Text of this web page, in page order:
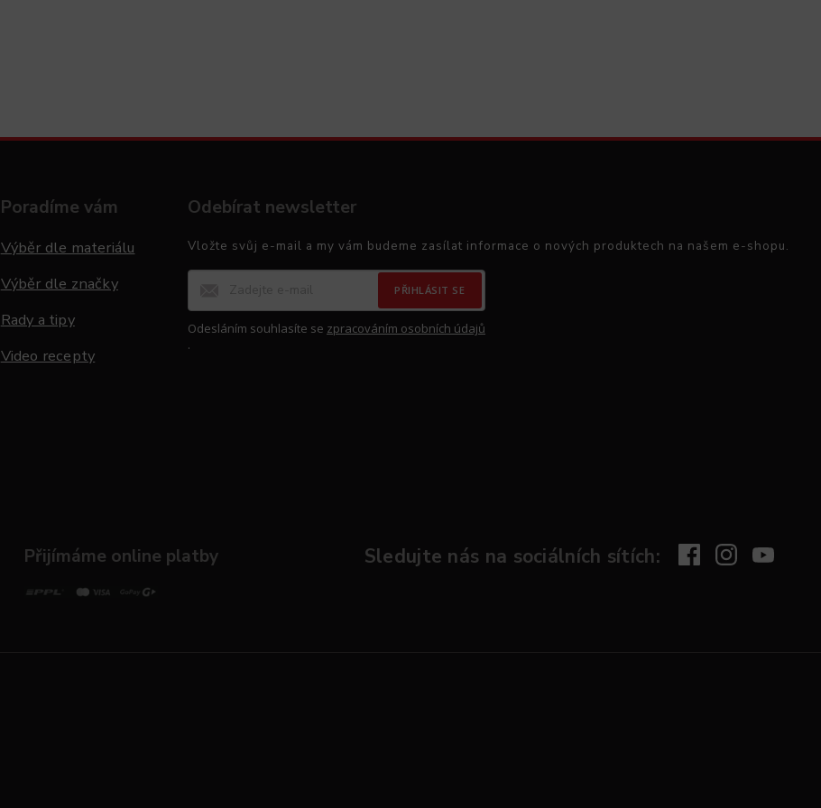
Poradíme vám
Výběr dle materiálu
Výběr dle značky
Rady a tipy
Video recepty
Odebírat newsletter
Vložte svůj e-mail a my vám budeme zasílat informace o nových produktech na našem e-shopu.
PŘIHLÁSIT SE
Odesláním souhlasíte se zpracováním osobních údajů
.
Přijímáme online platby Sledujte nás na sociálních sítích: